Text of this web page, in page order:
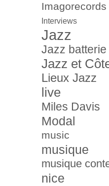
Imagorecords
Interviews
Jazz
Jazz batterie
Jazz et
Lieux Jazz
live
Miles Davis
Modal
music
musique
musique
nice